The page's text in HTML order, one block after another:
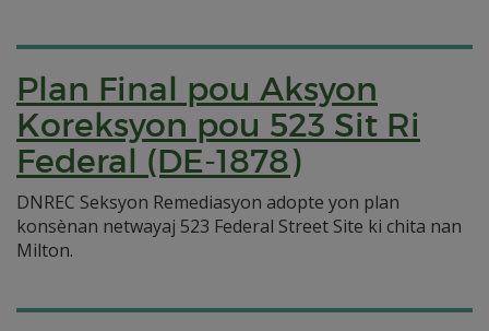
Plan Final pou Aksyon
Koreksyon pou 523 Sit Ri
Federal (DE-1878)
DNREC Seksyon Remediasyon adopte yon plan
konsènan netwayaj 523 Federal Street Site ki chita nan
Milton.